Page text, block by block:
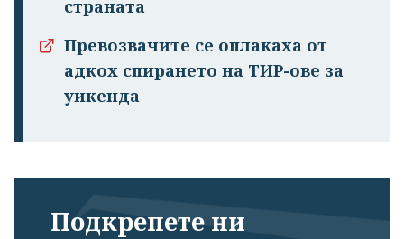
страната
Превозвачите се оплакаха от
адкох спирането на ТИР-ове за
уикенда
Подкрепете ни